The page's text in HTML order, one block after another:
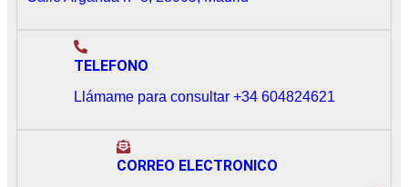
TELEFONO
Llámame para consultar +34 604824621
CORREO ELECTRONICO